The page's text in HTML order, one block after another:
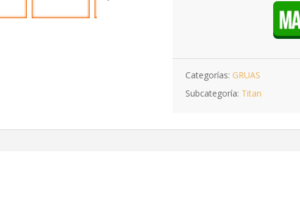
Categorías: GRUAS
Subcategoría: Titan